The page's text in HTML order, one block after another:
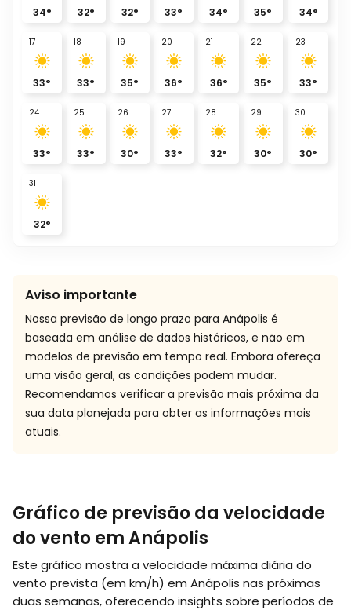
34° 32° 32° 33° 34° 35° 34°
17
33°
18
33°
19
35°
20
36°
21
36°
22
35°
23
33°
24
33°
25
33°
26
30°
27
33°
28
32°
29
30°
30
30°
31
32°
Aviso importante
Nossa previsão de longo prazo para Anápolis é
baseada em análise de dados históricos, e não em
modelos de previsão em tempo real. Embora ofereça
uma visão geral, as condições podem mudar.
Recomendamos verificar a previsão mais próxima da
sua data planejada para obter as informações mais
atuais.
Gráfico de previsão da velocidade
do vento em Anápolis
Este gráfico mostra a velocidade máxima diária do
vento prevista (em km/h) em Anápolis nas próximas
duas semanas, oferecendo insights sobre períodos de